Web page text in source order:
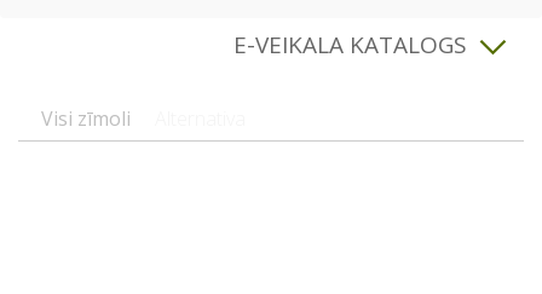
E-VEIKALA KATALOGS
Visi zīmoli